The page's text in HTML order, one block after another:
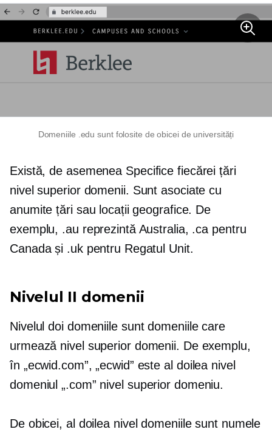
Domeniile .edu sunt folosite de obicei de universități
Există, de asemenea Specifice fiecărei țări
nivel superiordomenii. Sunt asociate cu
anumite țări sau locații geografice. De
exemplu, .au reprezintă Australia, .ca pentru
Canada și .uk pentru Regatul Unit.
Nivelul II domenii
Nivelul doidomeniile sunt domeniile care
urmează nivel superiordomenii. De exemplu,
în „ecwid.com”, „ecwid” esteal doilea nivel
domeniul „.com” nivel superior domeniu.
De obicei, al doilea nivel domeniile sunt numele